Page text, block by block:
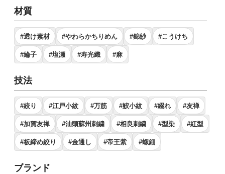
材質
#透け素材 #やわらかちりめん #錦紗 #こうけち
#綸子 #塩瀬 #寿光織 #麻
技法
#絞り #江戸小紋 #万筋 #鮫小紋 #綴れ #友禅
#加賀友禅 #汕頭蘇州刺繍 #相良刺繍 #型染 #紅型
#板締め絞り #金通し #帝王紫 #螺鈿
ブランド